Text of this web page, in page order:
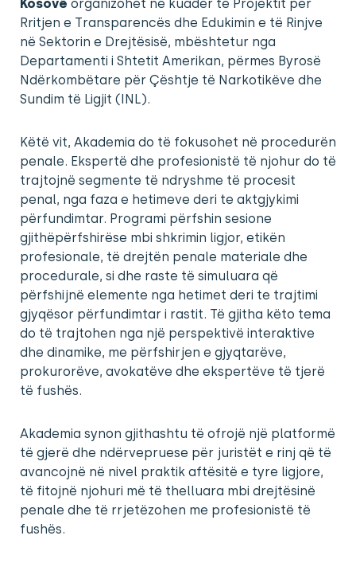
Kosovë organizohet në kuadër të Projektit për
Rritjen e Transparencës dhe Edukimin e të Rinjve
në Sektorin e Drejtësisë, mbështetur nga
Departamenti i Shtetit Amerikan, përmes Byrosë
Ndërkombëtare për Çështje të Narkotikëve dhe
Sundim të Ligjit (INL).
Këtë vit, Akademia do të fokusohet në procedurën
penale. Ekspertë dhe profesionistë të njohur do të
trajtojnë segmente të ndryshme të procesit
penal, nga faza e hetimeve deri te aktgjykimi
përfundimtar. Programi përfshin sesione
gjithëpërfshirëse mbi shkrimin ligjor, etikën
profesionale, të drejtën penale materiale dhe
procedurale, si dhe raste të simuluara që
përfshijnë elemente nga hetimet deri te trajtimi
gjyqësor përfundimtar i rastit. Të gjitha këto tema
do të trajtohen nga një perspektivë interaktive
dhe dinamike, me përfshirjen e gjyqtarëve,
prokurorëve, avokatëve dhe ekspertëve të tjerë
të fushës.
Akademia synon gjithashtu të ofrojë një platformë
të gjerë dhe ndërvepruese për juristët e rinj që të
avancojnë në nivel praktik aftësitë e tyre ligjore,
të fitojnë njohuri më të thelluara mbi drejtësinë
penale dhe të rrjetëzohen me profesionistë të
fushës.